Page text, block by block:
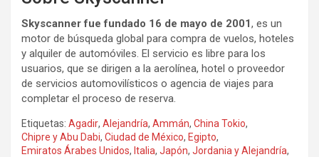
Skyscanner fue fundado 16 de mayo de 2001, es un
motor de búsqueda global para compra de vuelos, hoteles
y alquiler de automóviles. El servicio es libre para los
usuarios, que se dirigen a la aerolínea, hotel o proveedor
de servicios automovilísticos o agencia de viajes para
completar el proceso de reserva.
Etiquetas: Agadir, Alejandría, Ammán, China Tokio,
Chipre y Abu Dabi, Ciudad de México, Egipto,
Emiratos Árabes Unidos, Italia, Japón, Jordania y Alejandría,